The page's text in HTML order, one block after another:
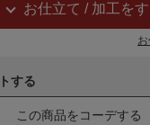
お仕立て / 加工を
する
この商品をコーデする